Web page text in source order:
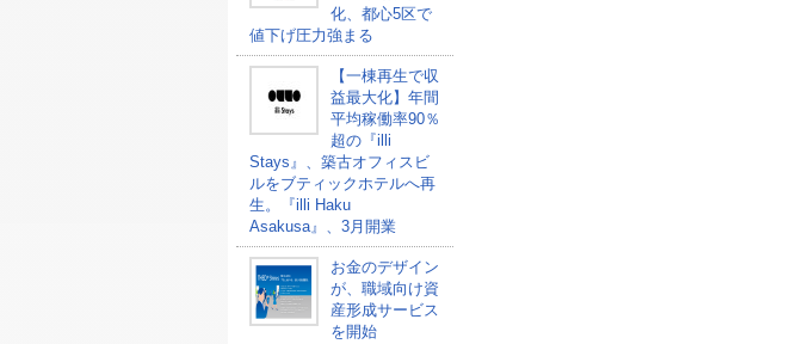
化、都心5区で
値下げ圧力強まる
【一棟再生で収
益最大化】年間
平均稼働率90％
超の『illi
Stays』、築古オフィスビ
ルをブティックホテルへ再
生。『illi Haku
Asakusa』、3月開業
お金のデザイン
が、職域向け資
産形成サービス
を開始